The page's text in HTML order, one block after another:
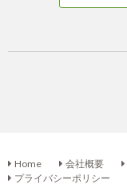
Home 会社概要
プライバシーポリシー